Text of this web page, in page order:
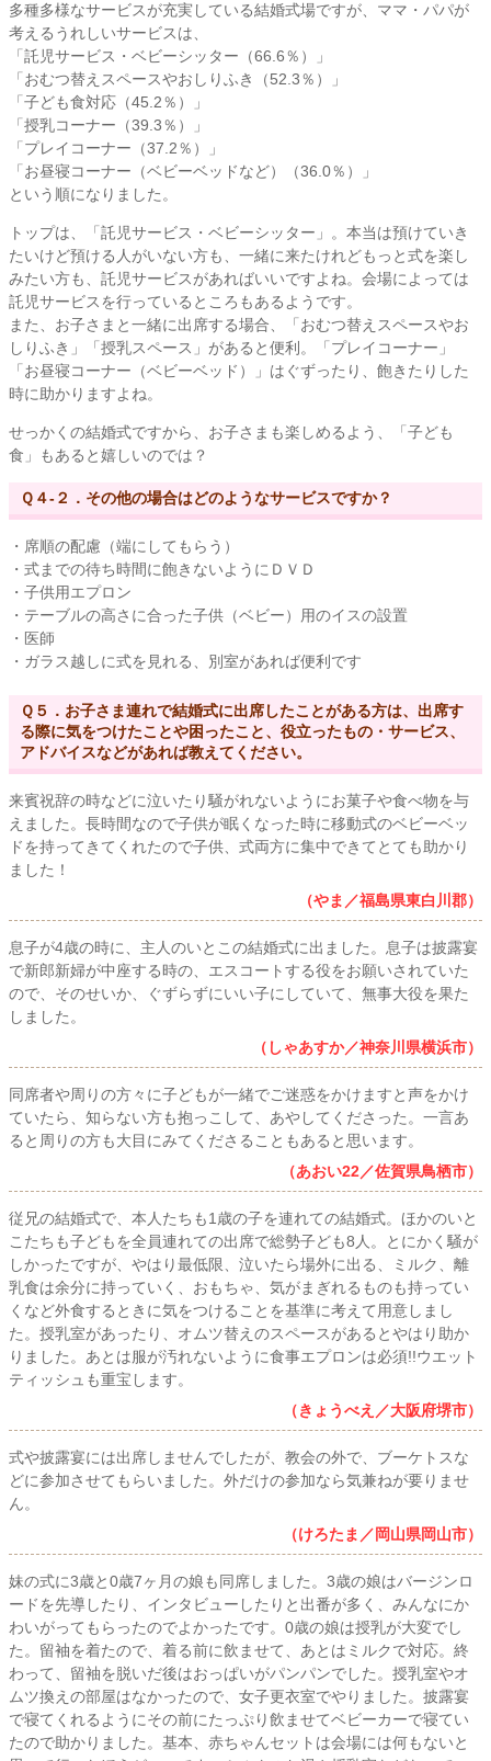
多種多様なサービスが充実している結婚式場ですが、ママ・パパが
考えるうれしいサービスは、
「託児サービス・ベビーシッター（66.6％）」
「おむつ替えスペースやおしりふき（52.3％）」
「子ども食対応（45.2％）」
「授乳コーナー（39.3％）」
「プレイコーナー（37.2％）」
「お昼寝コーナー（ベビーベッドなど）（36.0％）」
という順になりました。
トップは、「託児サービス・ベビーシッター」。本当は預けていき
たいけど預ける人がいない方も、一緒に来たけれどもっと式を楽し
みたい方も、託児サービスがあればいいですよね。会場によっては
託児サービスを行っているところもあるようです。
また、お子さまと一緒に出席する場合、「おむつ替えスペースやお
しりふき」「授乳スペース」があると便利。「プレイコーナー」
「お昼寝コーナー（ベビーベッド）」はぐずったり、飽きたりした
時に助かりますよね。
せっかくの結婚式ですから、お子さまも楽しめるよう、「子ども
食」もあると嬉しいのでは？
Ｑ４-２．その他の場合はどのようなサービスですか？
・席順の配慮（端にしてもらう）
・式までの待ち時間に飽きないようにＤＶＤ
・子供用エプロン
・テーブルの高さに合った子供（ベビー）用のイスの設置
・医師
・ガラス越しに式を見れる、別室があれば便利です
Ｑ５．お子さま連れで結婚式に出席したことがある方は、出席す
る際に気をつけたことや困ったこと、役立ったもの・サービス、
アドバイスなどがあれば教えてください。
来賓祝辞の時などに泣いたり騒がれないようにお菓子や食べ物を与
えました。長時間なので子供が眠くなった時に移動式のベビーベッ
ドを持ってきてくれたので子供、式両方に集中できてとても助かり
ました！
（やま／福島県東白川郡）
息子が4歳の時に、主人のいとこの結婚式に出ました。息子は披露宴
で新郎新婦が中座する時の、エスコートする役をお願いされていた
ので、そのせいか、ぐずらずにいい子にしていて、無事大役を果た
しました。
（しゃあすか／神奈川県横浜市）
同席者や周りの方々に子どもが一緒でご迷惑をかけますと声をかけ
ていたら、知らない方も抱っこして、あやしてくださった。一言あ
ると周りの方も大目にみてくださることもあると思います。
（あおい22／佐賀県鳥栖市）
従兄の結婚式で、本人たちも1歳の子を連れての結婚式。ほかのいと
こたちも子どもを全員連れての出席で総勢子ども8人。とにかく騒が
しかったですが、やはり最低限、泣いたら場外に出る、ミルク、離
乳食は余分に持っていく、おもちゃ、気がまぎれるものも持ってい
くなど外食するときに気をつけることを基準に考えて用意しまし
た。授乳室があったり、オムツ替えのスペースがあるとやはり助か
りました。あとは服が汚れないように食事エプロンは必須!!ウエット
ティッシュも重宝します。
（きょうべえ／大阪府堺市）
式や披露宴には出席しませんでしたが、教会の外で、ブーケトスな
どに参加させてもらいました。外だけの参加なら気兼ねが要りませ
ん。
（けろたま／岡山県岡山市）
妹の式に3歳と0歳7ヶ月の娘も同席しました。3歳の娘はバージンロ
ードを先導したり、インタビューしたりと出番が多く、みんなにか
わいがってもらったのでよかったです。0歳の娘は授乳が大変でし
た。留袖を着たので、着る前に飲ませて、あとはミルクで対応。終
わって、留袖を脱いだ後はおっぱいがパンパンでした。授乳室やオ
ムツ換えの部屋はなかったので、女子更衣室でやりました。披露宴
で寝てくれるようにその前にたっぷり飲ませてベビーカーで寝てい
たので助かりました。基本、赤ちゃんセットは会場には何もないと